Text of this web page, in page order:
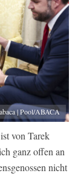
| Pool/ABACA
von Tarek
ganz offen an
nicht